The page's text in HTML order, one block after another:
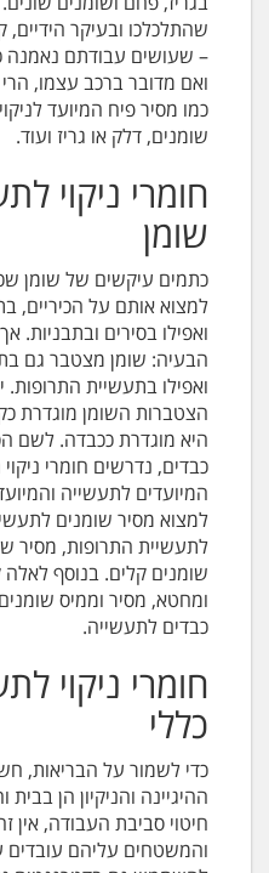
שהתלכלכו ובעיקר הידיים,
– שעושים עבודתם נאמנה
ואם מדובר ברכב עצמו,
כמו מסיר פיח המיועד
שומנים, דלק או גריז ועוד.
חומרי ניקוי
שומן
כתמים עיקשים של שומן
למצוא אותם על הכיריים,
ואפילו בסירים
הבעיה: שומן מצטבר גם
ואפילו בתעשיית
הצטברות השומן מוגדרת
היא מוגדרת ככבדה. לשם
כבדים, נדרשים חומרי ניקוי
המיועדים לתעשייה
למצוא מסיר שומנים
לתעשיית התרופות, מסיר
שומנים קלים. בנוסף לאלה
ומחטא, מסיר וממיס
כבדים לתעשייה.
חומרי ניקוי
כללי
כדי לשמור על הבריאות,
ההיגיינה והניקיון הן
חיטוי סביבת העבודה,
והמשטחים עליהם עובדים